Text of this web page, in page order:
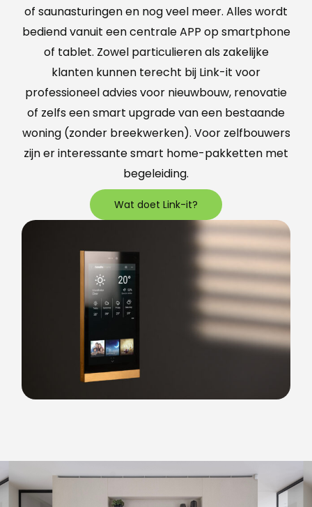
of saunasturingen en nog veel meer. Alles wordt
bediend vanuit een centrale APP op smartphone
of tablet. Zowel particulieren als zakelijke
klanten kunnen terecht bij Link-it voor
professioneel advies voor nieuwbouw, renovatie
of zelfs een smart upgrade van een bestaande
woning (zonder breekwerken). Voor zelfbouwers
zijn er interessante smart home-pakketten met
begeleiding.
Wat doet Link-it?